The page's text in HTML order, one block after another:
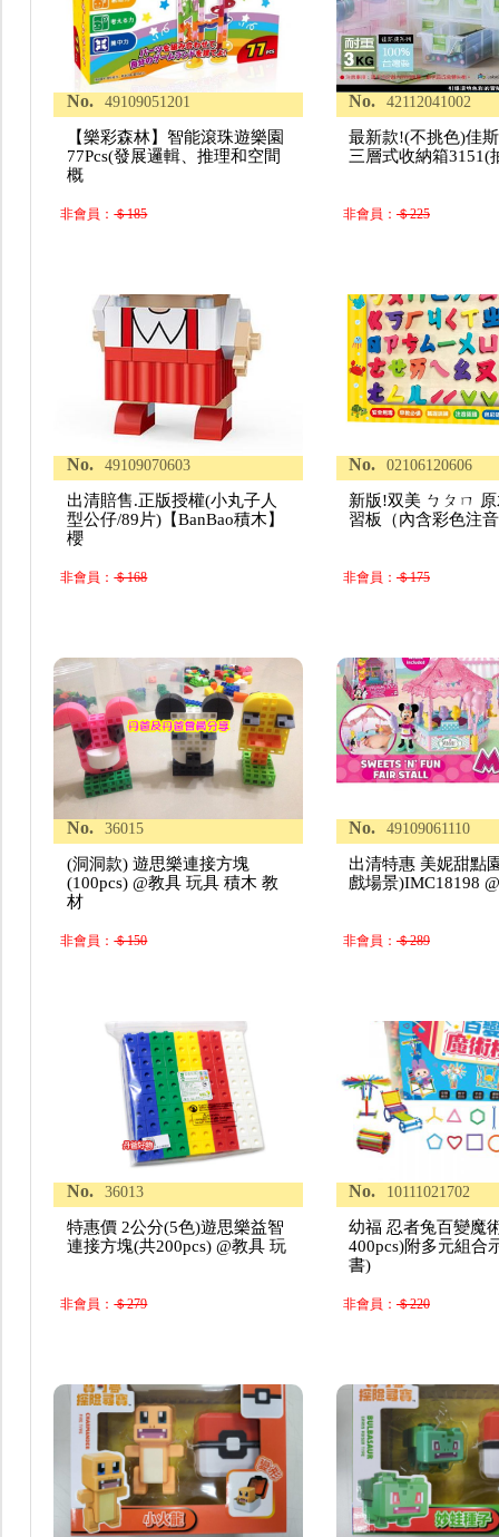
No. 49109051201
【樂彩森林】智能滾珠遊樂園
77Pcs(發展邏輯、推理和空間
概
非會員：＄185
No. 42112041002
最新款!(不挑色)佳
三層式收納箱3151(
非會員： ＄225
No. 49109070603
出清賠售.正版授權(小丸子人
型公仔/89片)【BanBao積木】
櫻
非會員：＄168
No. 02106120606
新版!双美 ㄅㄆㄇ
習板（內含彩色注
非會員： ＄175
No. 36015
(洞洞款) 遊思樂連接方塊
(100pcs) @教具 玩具 積木 教
材
非會員：＄150
No. 49109061110
出清特惠 美妮甜點
戲場景)IMC18198
非會員： ＄289
No. 36013
特惠價 2公分(5色)遊思樂益智
連接方塊(共200pcs) @教具 玩
非會員：＄279
No. 10111021702
幼福 忍者兔百變魔
400pcs)附多元組合
書)
非會員： ＄220